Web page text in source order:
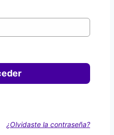
¿Olvidaste la contraseña?